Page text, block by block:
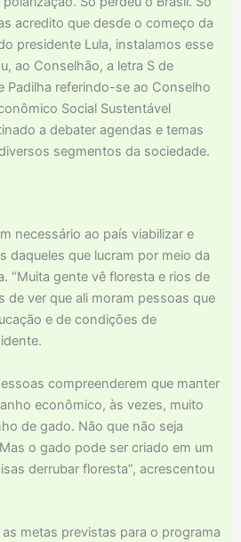
acredito que desde o começo da
presidente Lula, instalamos esse
ao Conselhão, a letra S de
Padilha referindo-se ao Conselho
Social Sustentável
a debater agendas e temas
segmentos da sociedade.
necessário ao país viabilizar e
daqueles que lucram por meio da
“Muita gente vê floresta e rios de
de ver que ali moram pessoas que
e de condições de
compreenderem que manter
econômico, às vezes, muito
de gado. Não que não seja
o gado pode ser criado em um
derrubar floresta”, acrescentou
metas previstas para o programa